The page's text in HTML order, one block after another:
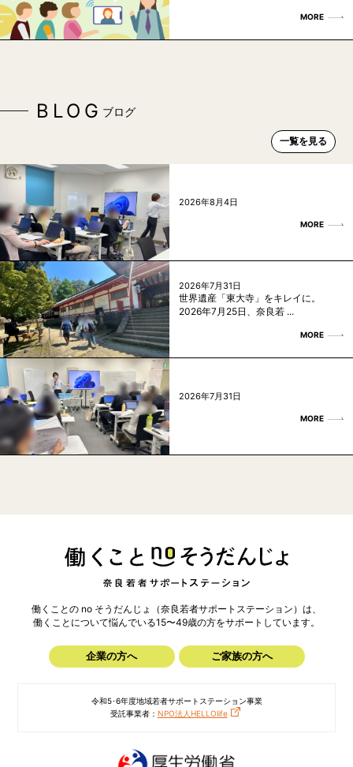
MORE
BLOG ブログ
一覧を見る
2026年8月4日
MORE
2026年7月31日
世界遺産「東大寺」をキレイに。
2026年7月25日、奈良若 ...
MORE
2026年7月31日
MORE
働くことの no そうだんじょ（奈良若者サポートステーション）は、
働くことについて悩んでいる15〜49歳の方をサポートしています。
企業の方へ ご家族の方へ
令和5･6年度地域若者サポートステーション事業
受託事業者： NPO法人HELLOlife